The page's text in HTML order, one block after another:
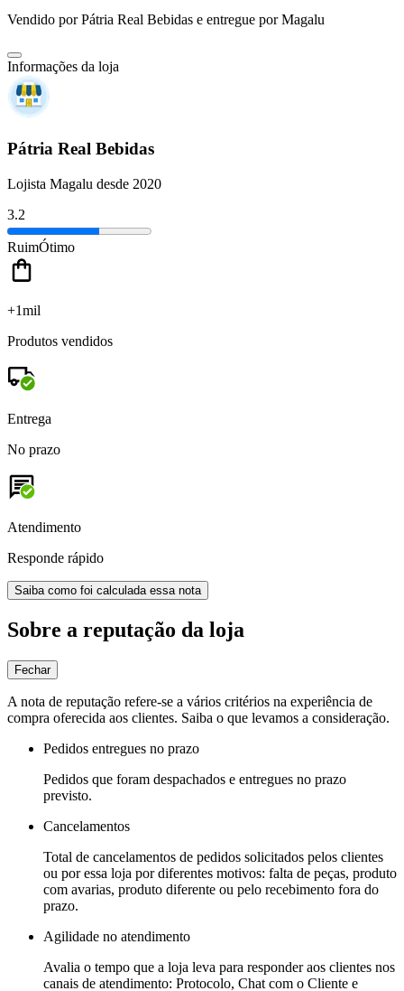
Vendido porPátria Real Bebidas e entregue por Magalu
Informações da loja
Pátria Real Bebidas
Lojista Magalu desde 2020
3.2
RuimÓtimo
+1mil
Produtos vendidos
Entrega
No prazo
Atendimento
Responde rápido
Saiba como foi calculada essa nota
Sobre a reputação da loja
Fechar
A nota de reputação refere-se a vários critérios na experiência de
compra oferecida aos clientes. Saiba o que levamos a consideração.
Pedidos entregues no prazo
Pedidos que foram despachados e entregues no prazo
previsto.
Cancelamentos
Total de cancelamentos de pedidos solicitados pelos clientes
ou por essa loja por diferentes motivos: falta de peças, produto
com avarias, produto diferente ou pelo recebimento fora do
prazo.
Agilidade no atendimento
Avalia o tempo que a loja leva para responder aos clientes nos
canais de atendimento: Protocolo, Chat com o Cliente e